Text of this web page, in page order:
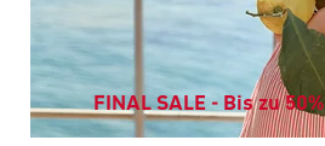
FINAL SALE - Bis zu 50%